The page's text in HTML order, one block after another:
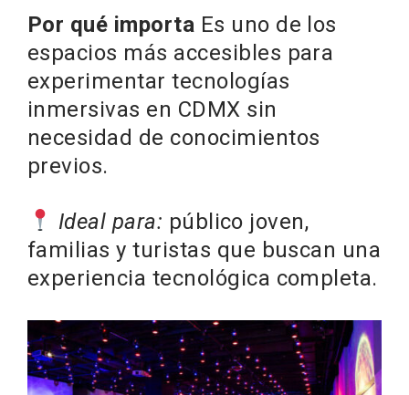
Por qué importa Es uno de los
espacios más accesibles para
experimentar tecnologías
inmersivas en CDMX sin
necesidad de conocimientos
previos.
Ideal para: público joven,
familias y turistas que buscan una
experiencia tecnológica completa.